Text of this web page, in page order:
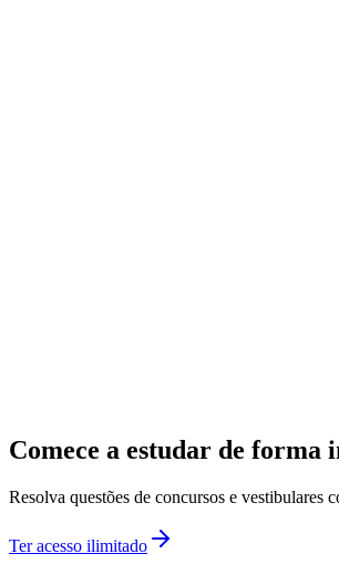
Comece a estudar de forma
Resolva questões de concursos e vestibulares
Ter acesso ilimitado